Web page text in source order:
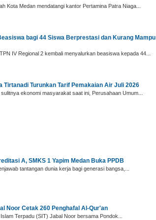
Kota Medan mendatangi kantor Pertamina Patra Niaga...
bagi 44 Siswa Berprestasi dan Kurang Mampu
IV Regional 2 kembali menyalurkan beasiswa kepada 44...
Tirtanadi Turunkan Tarif Pemakaian Air Juli 2026
ekonomi masyarakat saat ini, Perusahaan Umum...
A, SMKS 1 Yapim Medan Buka PPDB
tantangan dunia kerja bagi generasi bangsa,...
Noor Cetak 260 Penghafal Al-Qur'an
Terpadu (SIT) Jabal Noor bersama Pondok...